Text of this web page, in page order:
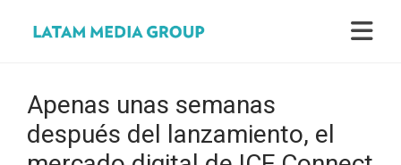
Apenas unas semanas
después del lanzamiento, el